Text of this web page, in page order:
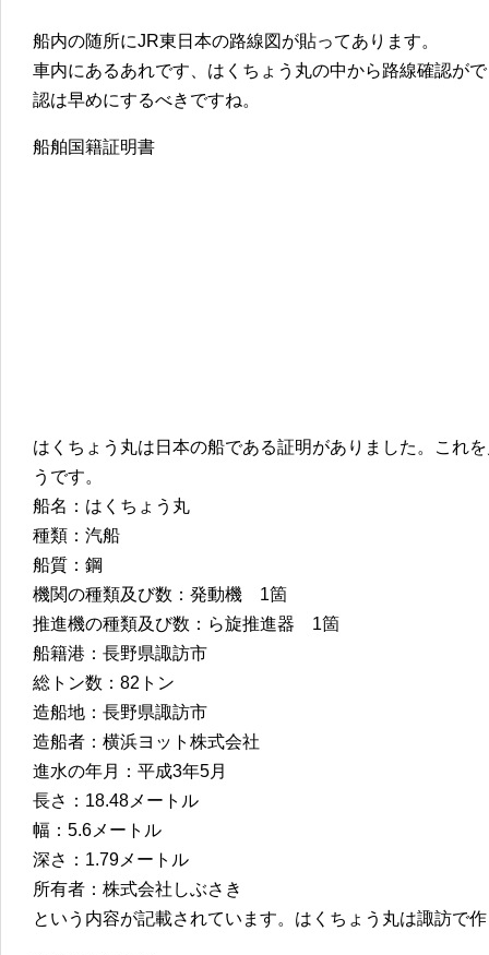
船内の随所にJR東日本の路線図が貼ってあります。
車内にあるあれです、はくちょう丸の中から路線確認が
認は早めにするべきですね。
船舶国籍証明書
はくちょう丸は日本の船である証明がありました。これ
うです。
船名：はくちょう丸
種類：汽船
船質：鋼
機関の種類及び数：発動機 1箇
推進機の種類及び数：ら旋推進器 1箇
船籍港：長野県諏訪市
総トン数：82トン
造船地：長野県諏訪市
造船者：横浜ヨット株式会社
進水の年月：平成3年5月
長さ：18.48メートル
幅：5.6メートル
深さ：1.79メートル
所有者：株式会社しぶさき
という内容が記載されています。はくちょう丸は諏訪で